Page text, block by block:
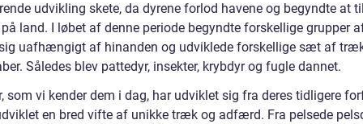
udvikling skete, da dyrene forlod havene og begyndte at
land. I løbet af denne periode begyndte forskellige grupper
uafhængigt af hinanden og udviklede forskellige sæt af
Således blev pattedyr, insekter, krybdyr og fugle dannet.
som vi kender dem i dag, har udviklet sig fra deres tidligere
en bred vifte af unikke træk og adfærd. Fra pelsede